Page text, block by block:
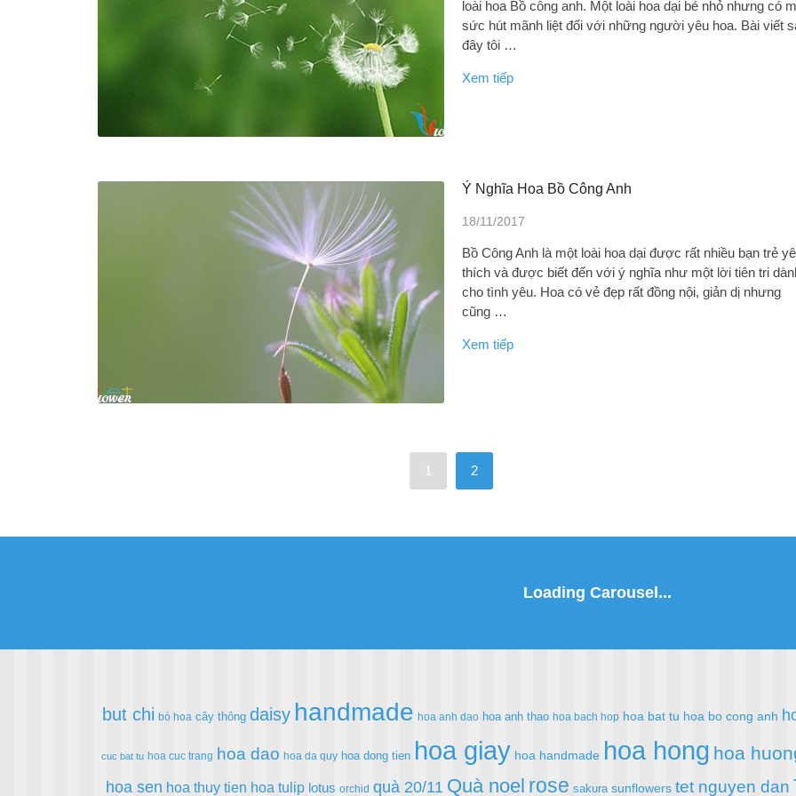
loài hoa Bồ công anh. Một loài hoa dại bé nhỏ nhưng có
sức hút mãnh liệt đối với những người yêu hoa. Bài viết
đây tôi …
Xem tiếp
Ý Nghĩa Hoa Bồ Công Anh
18/11/2017
Bồ Công Anh là một loài hoa dại được rất nhiều bạn trẻ
thích và được biết đến với ý nghĩa như một lời tiên tri
cho tình yêu. Hoa có vẻ đẹp rất đồng nội, giản dị nhưng
cũng …
Xem tiếp
1 2
but chi bó hoa cây thông daisy handmade hoa anh dao hoa anh thao hoa bach hop hoa bat tu hoa bo cong anh
cuc bat tu hoa cuc trang hoa dao hoa da quy hoa dong tien hoa giay hoa handmade hoa hong hoa
hoa sen hoa thuy tien hoa tulip lotus orchid quà 20/11 Quà noel rose sakura sunflowers tet nguyen dan